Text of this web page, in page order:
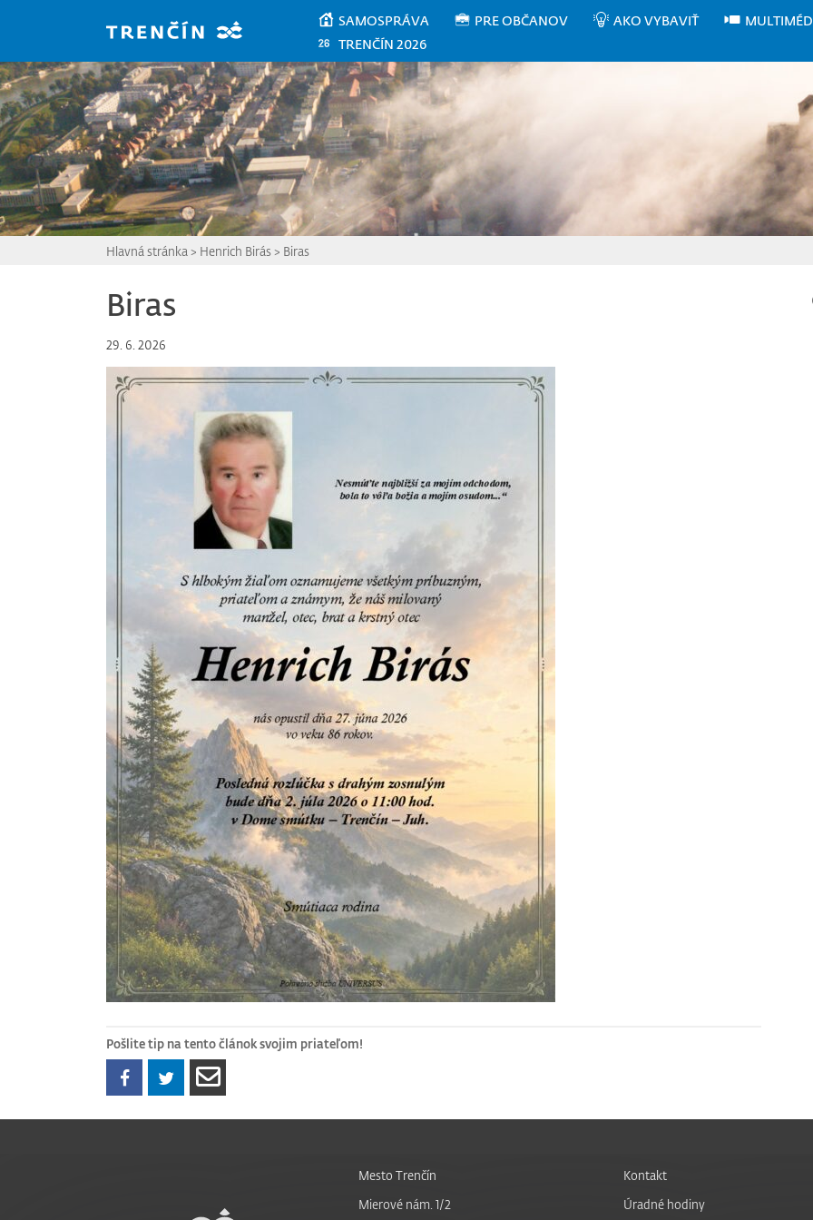
SAMOSPRÁVA PRE OBČANOV AKO VYBAVIŤ
TRENČÍN 2026
Hlavná stránka > Henrich Birás> Biras
Biras
29. 6. 2026
Pošlite tip na tento článok svojim priateľom!
Mesto Trenčín
Mierové nám. 1/2
Kontakt
Úradné hodiny